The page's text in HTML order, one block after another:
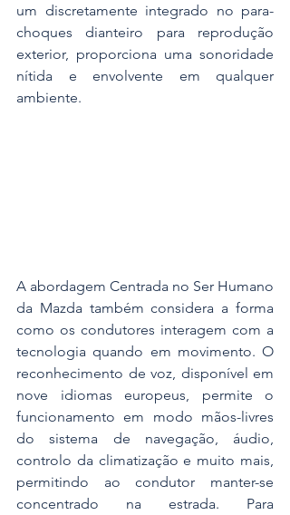
um discretamente integrado no para-
choques dianteiro para reprodução
exterior, proporciona uma sonoridade
nítida e envolvente em qualquer
ambiente.
A abordagem Centrada no Ser Humano
da Mazda também considera a forma
como os condutores interagem com a
tecnologia quando em movimento. O
reconhecimento de voz, disponível em
nove idiomas europeus, permite o
funcionamento em modo mãos-livres
do sistema de navegação, áudio,
controlo da climatização e muito mais,
permitindo ao condutor manter-se
concentrado na estrada. Para